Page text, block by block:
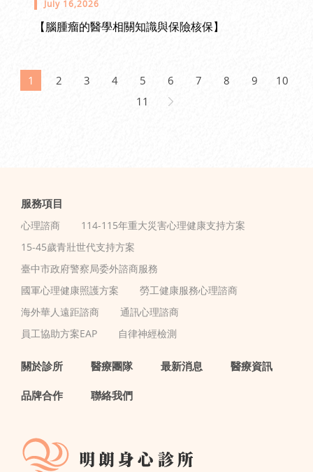
July 16,2026
【腦腫瘤的醫學相關知識與保險核保】
1 2 3 4 5 6 7 8 9
10
11
服務項目
心理諮商
114-115年重大災害心理健康支持方案
15-45歲青壯世代支持方案
臺中市政府警察局委外諮商服務
國軍心理健康照護方案
勞工健康服務心理諮商
海外華人遠距諮商
通訊心理諮商
員工協助方案EAP
自律神經檢測
關於診所 醫療團隊 最新消息 醫療資訊
品牌合作 聯絡我們